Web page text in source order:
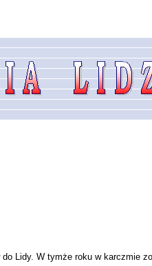
Lidy. W tymże roku w karczmie